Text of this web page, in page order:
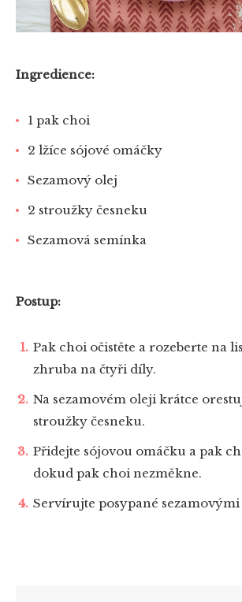
Ingredience:
1 pak choi
2 lžíce sójové omáčky
Sezamový olej
2 stroužky česneku
Sezamová semínka
Postup:
Pak choi očistěte a rozeberte na
zhruba na čtyři díly.
Na sezamovém oleji krátce
stroužky česneku.
Přidejte sójovou omáčku a pak
dokud pak choi nezměkne.
Servírujte posypané